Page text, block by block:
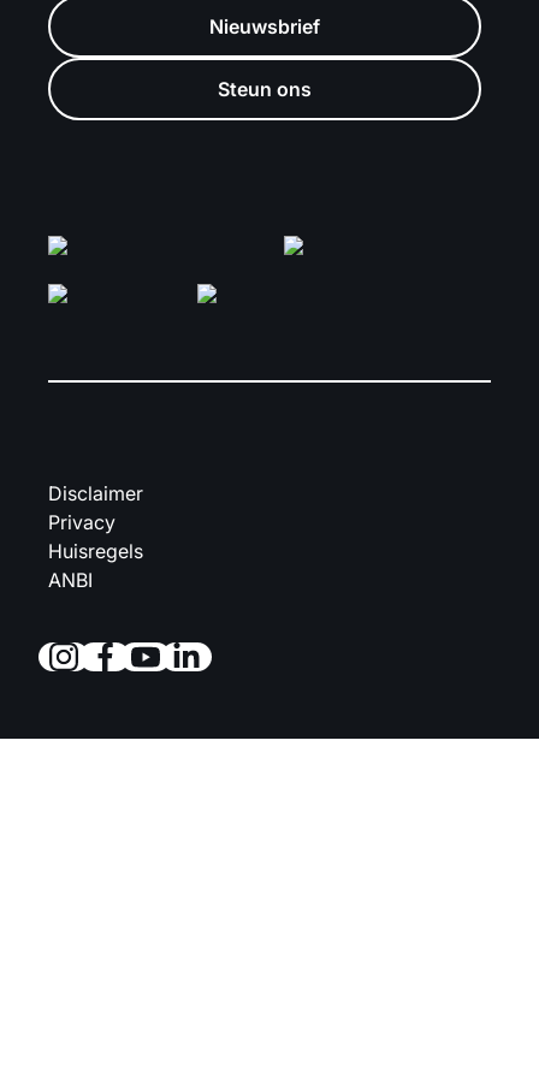
Nieuwsbrief
Steun ons
Disclaimer
Privacy
Huisregels
ANBI